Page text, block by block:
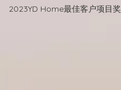
2023YD Home最佳客户项目奖